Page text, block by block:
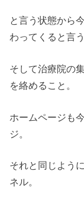
と言う状態から
わってくると言
そして治療院の
を絡めること。
ホームページも
ジ。
それと同じよう
ネル。